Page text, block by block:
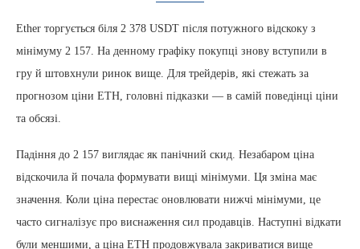
Ether торгується біля 2 378 USDT після потужного відскоку з
мінімуму 2 157. На денному графіку покупці знову вступили в
гру й штовхнули ринок вище. Для трейдерів, які стежать за
прогнозом ціни ETH, головні підказки — в самій поведінці ціни
та обсязі.
Падіння до 2 157 виглядає як панічний скид. Незабаром ціна
відскочила й почала формувати вищі мінімуми. Ця зміна має
значення. Коли ціна перестає оновлювати нижчі мінімуми, це
часто сигналізує про виснаження сил продавців. Наступні відкати
були меншими, а ціна ETH продовжувала закриватися вище